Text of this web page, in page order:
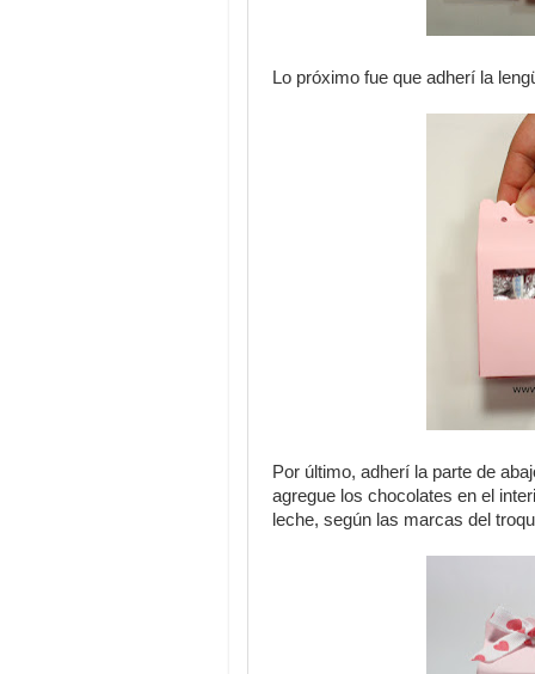
Lo próximo fue que adherí la
Por último, adherí la parte de
agregue los chocolates en el
leche, según las marcas del